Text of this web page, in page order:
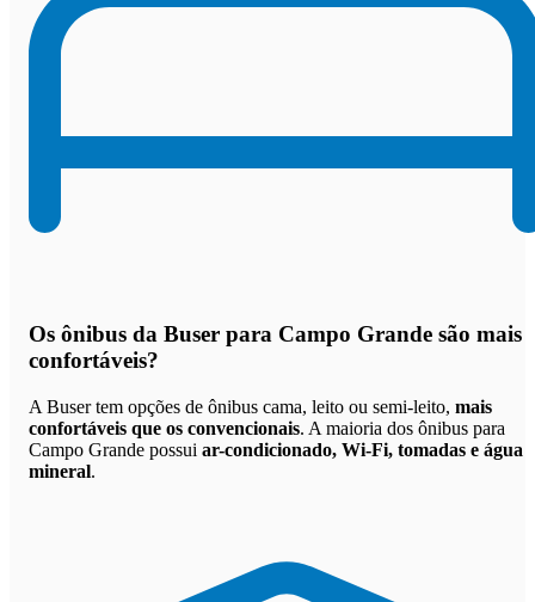
Os ônibus da Buser para Campo Grande são mais
confortáveis?
A Buser tem opções de ônibus cama, leito ou semi-leito, mais
confortáveis que os convencionais. A maioria dos ônibus para
Campo Grande possui ar-condicionado, Wi-Fi, tomadas e água
mineral.